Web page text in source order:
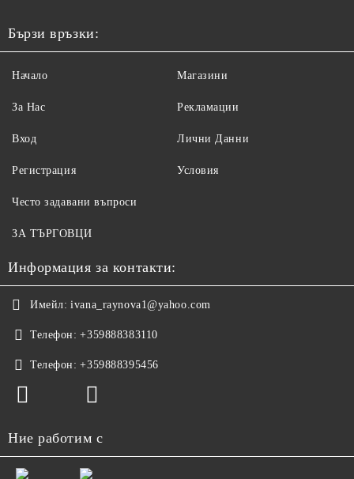
Бързи връзки:
Начало
За Нас
Вход
Регистрация
Магазини
Рекламации
Лични Данни
Условия
Често задавани въпроси
ЗА ТЪРГОВЦИ
Информация за контакти:
Имейл: ivana_raynova1@yahoo.com
Телефон: +359888383110
Телефон: +359888395456
Ние работим с